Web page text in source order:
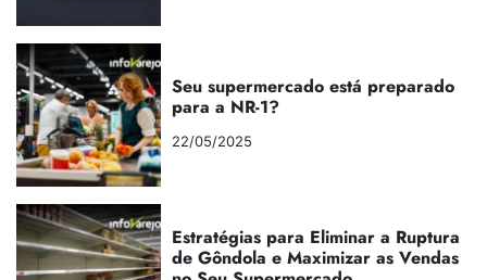
Seu supermercado está preparado
para a NR-1?
22/05/2025
Estratégias para Eliminar a Ruptura
de Gôndola e Maximizar as Vendas